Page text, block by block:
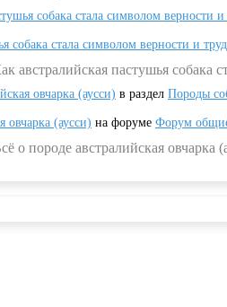
собака стала символом верности
собака стала символом верности и
австралийская пастушья собака
овчарка (аусси) в раздел Породы
овчарка (аусси) на форуме Форум
о породе австралийская овчарка